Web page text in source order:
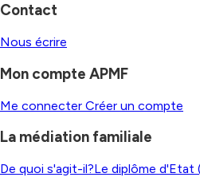
Contact
Nous écrire
Mon compte APMF
Me connecter Créer un compte
La médiation familiale
De quoi s'agit-il?Le diplôme d'Etat